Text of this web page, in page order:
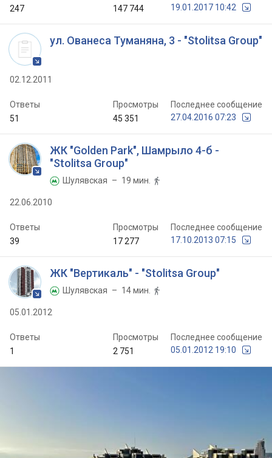
247
147 744
19.01.2017 10:42
ул. Ованеса Туманяна, 3 - "Stolitsa Group"
02.12.2011
Ответы
51
Просмотры
45 351
Последнее сообщение
27.04.2016 07:23
ЖК "Golden Park", Шамрыло 4-б -
"Stolitsa Group"
 Шулявская – 19 мин. 
22.06.2010
Ответы
39
Просмотры
17 277
Последнее сообщение
17.10.2013 07:15
ЖК "Вертикаль" - "Stolitsa Group"
 Шулявская – 14 мин. 
05.01.2012
Ответы
1
Просмотры
2 751
Последнее сообщение
05.01.2012 19:10